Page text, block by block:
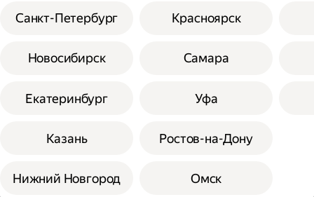
Санкт-Петербург
Новосибирск
Екатеринбург
Казань
Нижний Новгород
Красноярск
Самара
Уфа
Ростов-на-Дону
Омск